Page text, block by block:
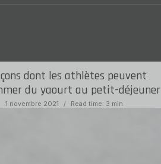
dont les athlètes peuvent
du yaourt au petit-déjeuner
1 novembre 2021 Read time: 3 min